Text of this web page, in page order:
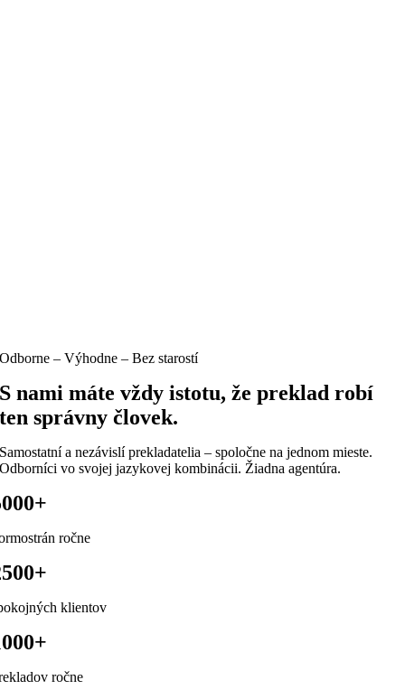
Odborne – Výhodne – Bez starostí
S nami máte vždy istotu, že preklad robí
ten správny človek.
Samostatní a nezávislí prekladatelia – spoločne na jednom mieste.
Odborníci vo svojej jazykovej kombinácii. Žiadna agentúra.
ročne
klientov
ročne